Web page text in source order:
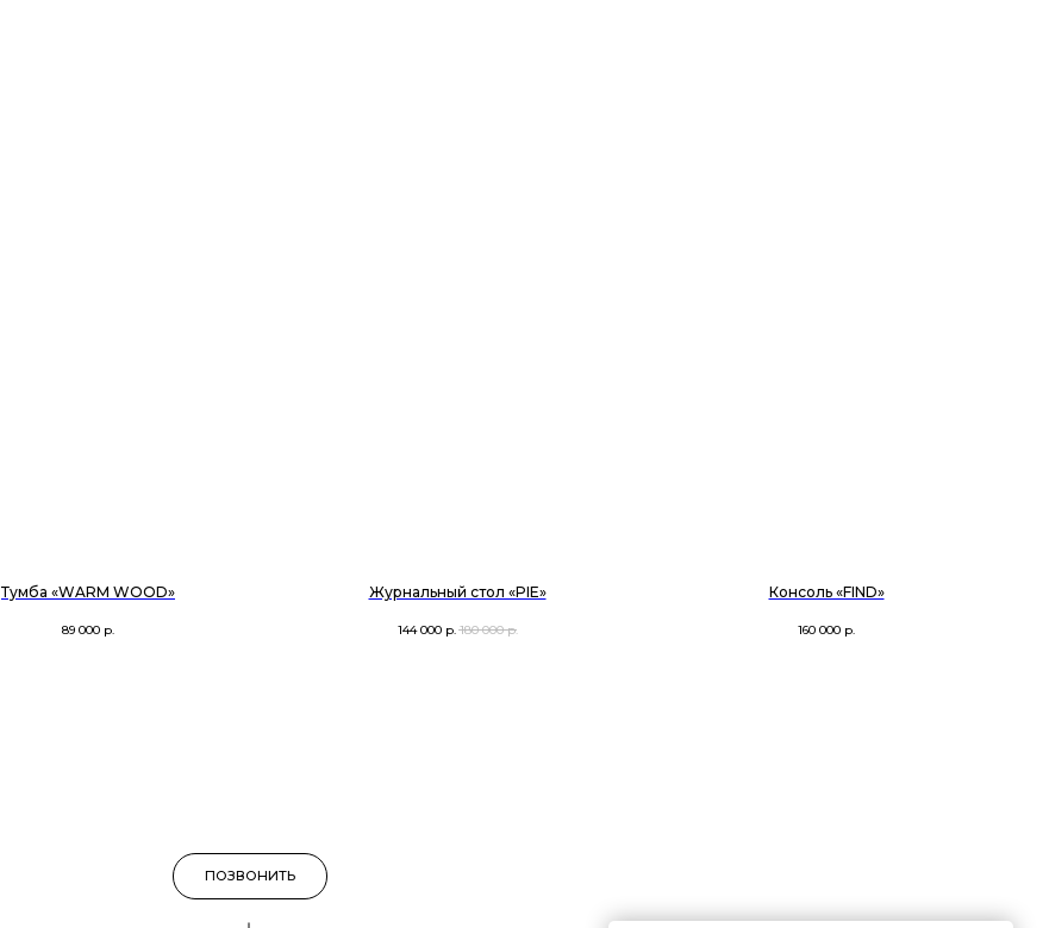
Тумба «WARM WOOD»
89 000 р.
Журнальный стол «PIE»
144 000 р. 180 000 р.
Консоль «FIND»
160 000 р.